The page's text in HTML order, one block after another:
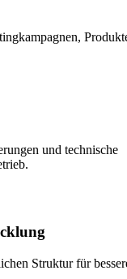
und technische
Struktur für